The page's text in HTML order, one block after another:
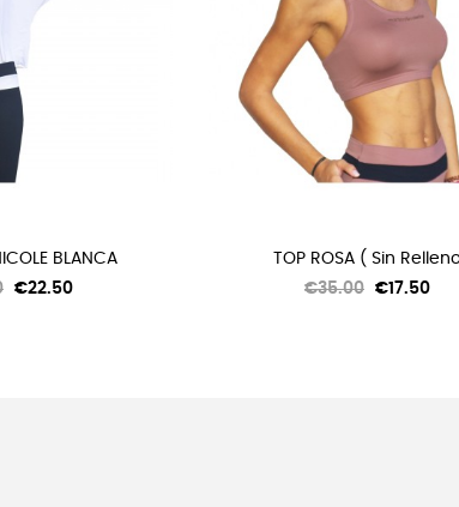
BLANCA
Price
€22.50
TOP ROSA ( Sin
Regular
€35.00 Price
€17.50